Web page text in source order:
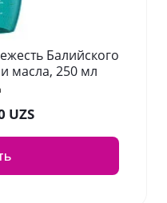
Балийского
масла, 250 мл
UZS